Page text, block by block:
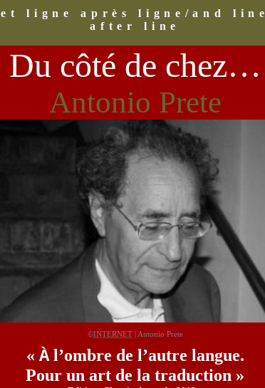
et ligne après ligne/and line
after line
Du côté de chez…
Antonio Prete
©INTERNET| Antonio Prete
« Àl’ombre de l’autre langue.
Pour un art de la traduction »